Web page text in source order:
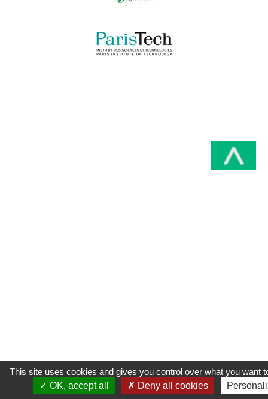
This site uses cookies and gives you control over what you want
OK, accept all
Deny all cookies